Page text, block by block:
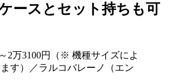
ースとセット持ちも可